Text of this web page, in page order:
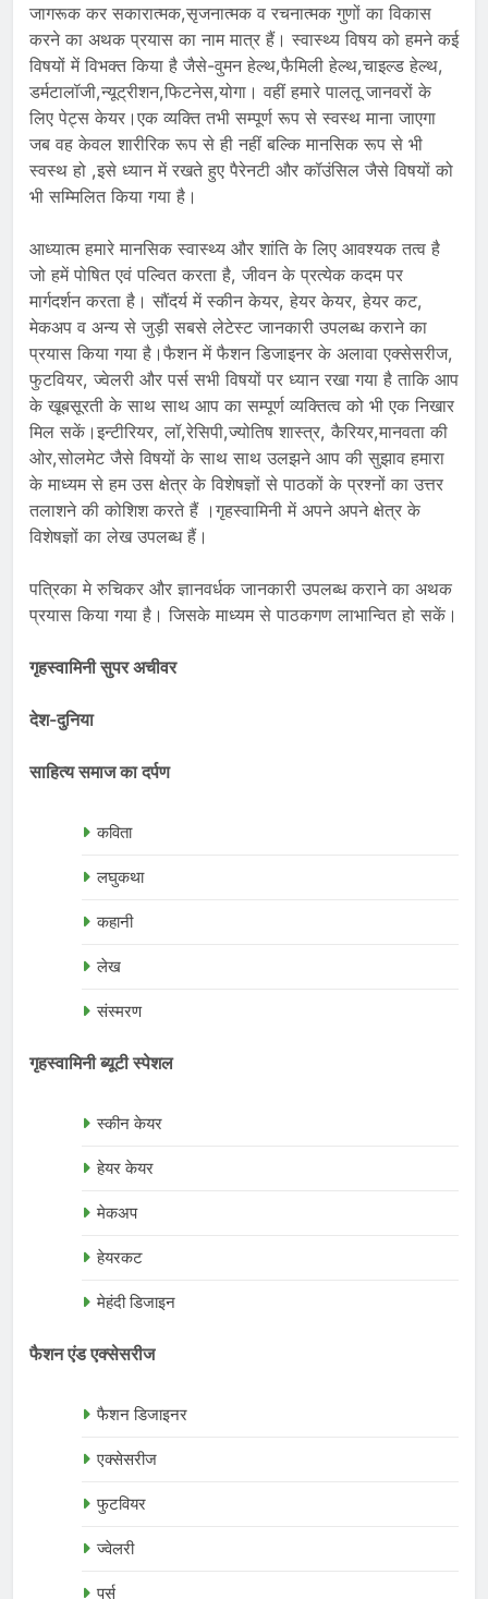
जागरूक कर सकारात्मक,सृजनात्मक व रचनात्मक गुणों का विकास
करने का अथक प्रयास का नाम मात्र हैं। स्वास्थ्य विषय को हमने कई
विषयों में विभक्त किया है जैसे-वुमन हेल्थ,फैमिली हेल्थ,चाइल्ड हेल्थ,
डर्मटालॉजी,न्यूट्रीशन,फिटनेस,योगा। वहीं हमारे पालतू जानवरों के
लिए पेट्स केयर।एक व्यक्ति तभी सम्पूर्ण रूप से स्वस्थ माना जाएगा
जब वह केवल शारीरिक रूप से ही नहीं बल्कि मानसिक रूप से भी
स्वस्थ हो ,इसे ध्यान में रखते हुए पैरेनटी और कॉउंसिल जैसे विषयों को
भी सम्मिलित किया गया है।
आध्यात्म हमारे मानसिक स्वास्थ्य और शांति के लिए आवश्यक तत्व है
जो हमें पोषित एवं पल्वित करता है, जीवन के प्रत्येक कदम पर
मार्गदर्शन करता है। सौंदर्य में स्कीन केयर, हेयर केयर, हेयर कट,
मेकअप व अन्य से जुड़ी सबसे लेटेस्ट जानकारी उपलब्ध कराने का
प्रयास किया गया है।फैशन में फैशन डिजाइनर के अलावा एक्सेसरीज,
फुटवियर, ज्वेलरी और पर्स सभी विषयों पर ध्यान रखा गया है ताकि आप
के खूबसूरती के साथ साथ आप का सम्पूर्ण व्यक्तित्व को भी एक निखार
मिल सकें।इन्टीरियर, लॉ,रेसिपी,ज्योतिष शास्त्र, कैरियर,मानवता की
ओर,सोलमेट जैसे विषयों के साथ साथ उलझने आप की सुझाव हमारा
के माध्यम से हम उस क्षेत्र के विशेषज्ञों से पाठकों के प्रश्नों का उत्तर
तलाशने की कोशिश करते हैं ।गृहस्वामिनी में अपने अपने क्षेत्र के
विशेषज्ञों का लेख उपलब्ध हैं।
पत्रिका मे रुचिकर और ज्ञानवर्धक जानकारी उपलब्ध कराने का अथक
प्रयास किया गया है। जिसके माध्यम से पाठकगण लाभान्वित हो सकें।
गृहस्वामिनी सुपर अचीवर
देश-दुनिया
साहित्य समाज का दर्पण
कविता
लघुकथा
कहानी
लेख
संस्मरण
गृहस्वामिनी ब्यूटी स्पेशल
स्कीन केयर
हेयर केयर
मेकअप
हेयरकट
मेहंदी डिजाइन
फैशन एंड एक्सेसरीज
फैशन डिजाइनर
एक्सेसरीज
फुटवियर
ज्वेलरी
पर्स